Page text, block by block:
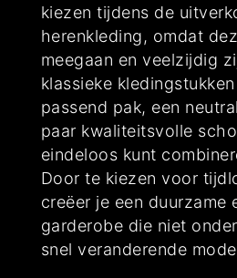
kiezen tijdens de
herenkleding, omdat
meegaan en veelzijdig
klassieke
passend pak, een
paar kwaliteitsvolle
eindeloos kunt
Door te kiezen voor
creëer je een duurzame
garderobe die niet
snel veranderende